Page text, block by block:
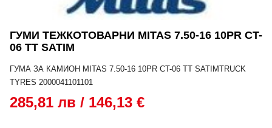
ГУМИ ТЕЖКОТОВАРНИ MITAS 7.50-16 10PR CT-
06 TT SATIM
ГУМА ЗА КАМИОН MITAS 7.50-16 10PR CT-06 TT SATIMTRUCK
TYRES 2000041101101
285,81 лв / 146,13 €